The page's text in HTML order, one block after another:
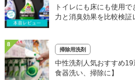
トイレにも床にも使用
力と消臭効果を比較検証
8
掃除用洗剤
中性洗剤人気おすすめ19
食器洗い、掃除に】